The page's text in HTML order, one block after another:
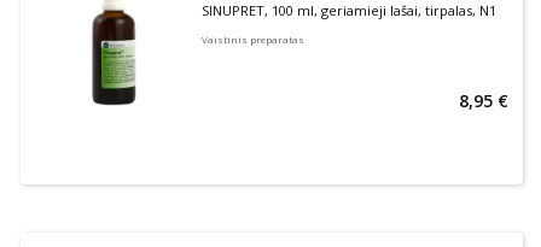
SINUPRET, 100 ml, geriamieji lašai, tirpalas, N1
Vaistinis preparatas
8,95 €